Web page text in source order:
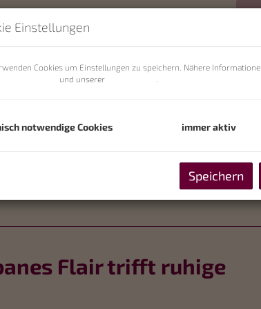
Flair trifft ruhige
Einstellungen
Cookies um Einstellungen zu speichern. Nähere
und unserer
notwendige Cookies immer aktiv
Speichern